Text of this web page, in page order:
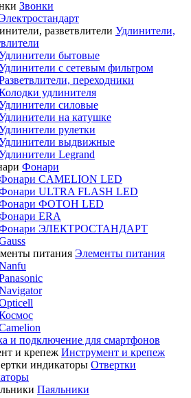
Звонки
Удлинители,
бытовые
с сетевым фильтром
переходники
удлинителя
силовые
на катушке
рулетки
выдвижные
Legrand
Фонари
CAMELION LED
ULTRA FLASH LED
ФОТОН LED
ERA
ЭЛЕКТРОСТАНДАРТ
Элементы питания
и подключение для смартфонов
Инструмент и крепеж
Отвертки
Паяльники